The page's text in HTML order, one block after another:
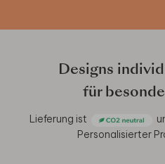
Designs
für
Lieferung ist
Personalisierter